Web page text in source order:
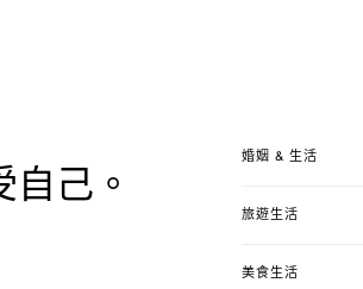
己。 婚姻 & 生活
旅遊生活
美食生活